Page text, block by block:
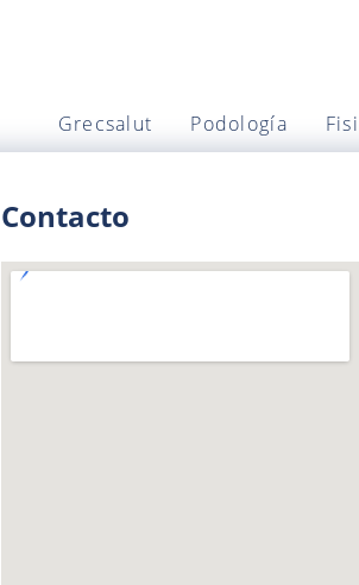
Grecsalut Podología
Contacto